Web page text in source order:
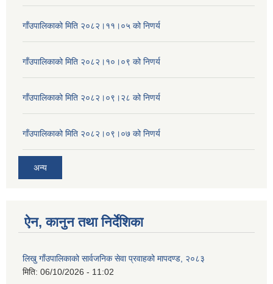
गाँउपालिकाको मिति २०८२।११।०५ को निणर्य
गाँउपालिकाको मिति २०८२।१०।०९ को निणर्य
गाँउपालिकाको मिति २०८२।०९।२८ को निणर्य
गाँउपालिकाको मिति २०८२।०९।०७ को निणर्य
अन्य
ऐन, कानुन तथा निर्देशिका
लिखु गाँउपालिकाको सार्वजनिक सेवा प्रवाहको मापदण्ड, २०८३
मिति: 06/10/2026 - 11:02